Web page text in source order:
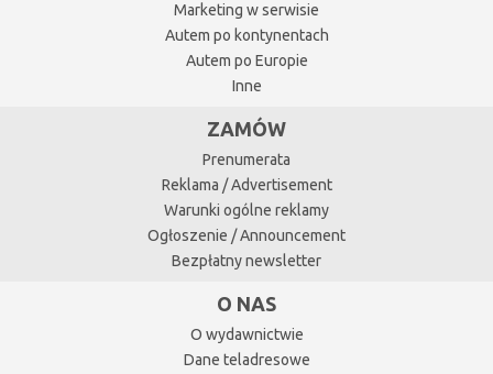
Marketing w serwisie
Autem po kontynentach
Autem po Europie
Inne
ZAMÓW
Prenumerata
Reklama / Advertisement
Warunki ogólne reklamy
Ogłoszenie / Announcement
Bezpłatny newsletter
O NAS
O wydawnictwie
Dane teladresowe